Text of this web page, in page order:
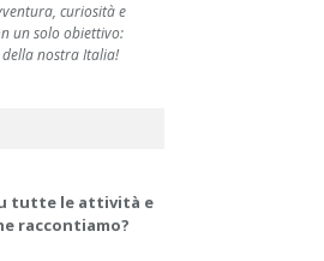
curiosità e
un solo obiettivo:
della nostra Italia!
tutte le attività e
raccontiamo?